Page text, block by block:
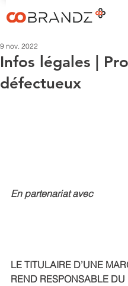
Infos légales |
défectueux
9 nov. 2022
En partenariat avec
LE TITULAIRE D’UNE
REND RESPONSABLE